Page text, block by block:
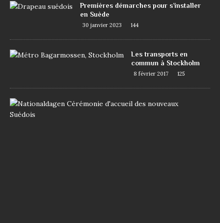
Premières démarches pour s’installer
en Suède
30 janvier 2023 144
Les transports en
commun à Stockholm
8 février 2017 125